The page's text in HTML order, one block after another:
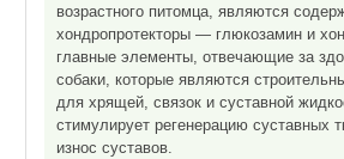
возрастного питомца, являются
хондропротекторы — глюкозамин и
главные элементы, отвечающие за
собаки, которые являются
для хрящей, связок и суставной
стимулирует регенерацию суставных
износ суставов.